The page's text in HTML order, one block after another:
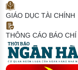
GIÁO DỤC TÀI CHÍNH
THÔNG CÁO BÁO CHÍ